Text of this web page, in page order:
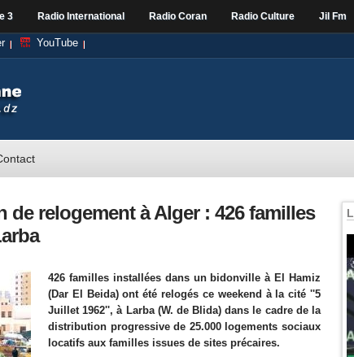
3 Radio International Radio Coran Radio Culture Jil Fm
YouTube
de relogement à Alger : 426 familles
426 familles installées dans un bidonville à El Hamiz
(Dar El Beida) ont été relogés ce weekend à la cité ''5
Juillet 1962'', à Larba (W. de Blida) dans le cadre de la
distribution progressive de 25.000 logements sociaux
locatifs aux familles issues de sites précaires.